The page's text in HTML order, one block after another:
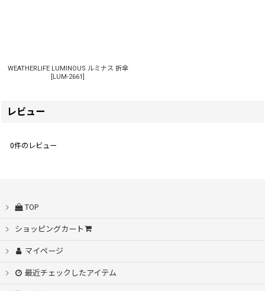
WEATHERLIFE LUMINOUS ルミナス 折傘
[LUM-2661]
レビュー
0件のレビュー
TOP
ショッピングカート
マイページ
最近チェックしたアイテム